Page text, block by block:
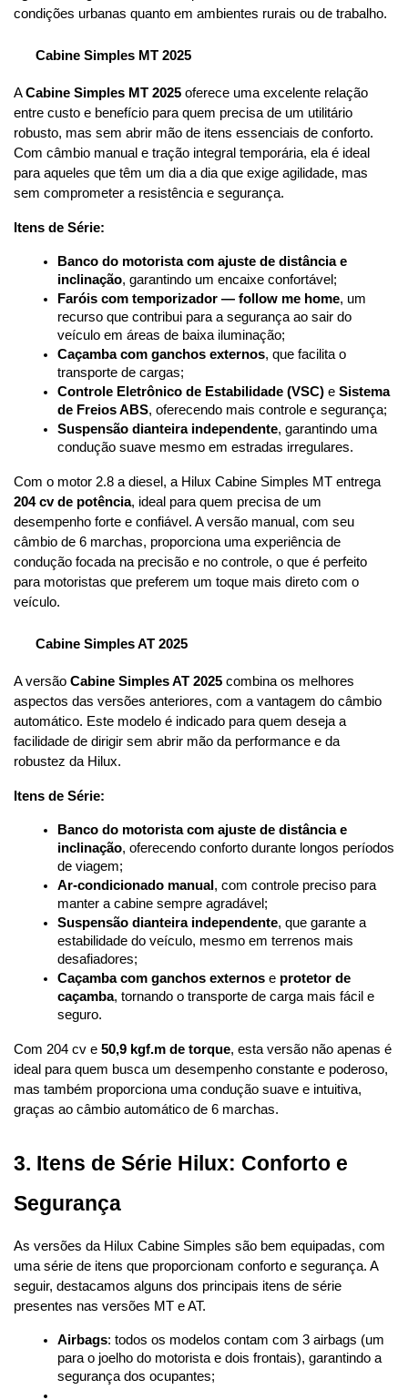
condições urbanas quanto em ambientes rurais ou de trabalho.
Cabine Simples MT 2025
A Cabine Simples MT 2025 oferece uma excelente relação
entre custo e benefício para quem precisa de um utilitário
robusto, mas sem abrir mão de itens essenciais de conforto.
Com câmbio manual e tração integral temporária, ela é ideal
para aqueles que têm um dia a dia que exige agilidade, mas
sem comprometer a resistência e segurança.
Itens de Série:
Banco do motorista com ajuste de distância e
inclinação, garantindo um encaixe confortável;
Faróis com temporizador — follow me home, um
recurso que contribui para a segurança ao sair do
veículo em áreas de baixa iluminação;
Caçamba com ganchos externos, que facilita o
transporte de cargas;
Controle Eletrônico de Estabilidade (VSC) e Sistema
de Freios ABS, oferecendo mais controle e segurança;
Suspensão dianteira independente, garantindo uma
condução suave mesmo em estradas irregulares.
204 cv de potência, ideal para quem precisa de um
desempenho forte e confiável. A versão manual, com seu
câmbio de 6 marchas, proporciona uma experiência de
condução focada na precisão e no controle, o que é perfeito
para motoristas que preferem um toque mais direto com o
veículo.
Cabine Simples AT 2025
A versão Cabine Simples AT 2025 combina os melhores
aspectos das versões anteriores, com a vantagem do câmbio
automático. Este modelo é indicado para quem deseja a
facilidade de dirigir sem abrir mão da performance e da
robustez da Hilux.
Itens de Série:
Banco do motorista com ajuste de distância e
inclinação, oferecendo conforto durante longos períodos
de viagem;
Ar-condicionado manual , com controle preciso para
manter a cabine sempre agradável;
Suspensão dianteira independente, que garante a
estabilidade do veículo, mesmo em terrenos mais
desafiadores;
Caçamba com ganchos externos e protetor de
caçamba, tornando o transporte de carga mais fácil e
seguro.
Com 204 cv e 50,9 kgf.m de torque, esta versão não apenas é
ideal para quem busca um desempenho constante e poderoso,
mas também proporciona uma condução suave e intuitiva,
graças ao câmbio automático de 6 marchas.
3. Itens de Série Hilux: Conforto e
Segurança
As versões da Hilux Cabine Simples são bem equipadas, com
uma série de itens que proporcionam conforto e segurança. A
seguir, destacamos alguns dos principais itens de série
presentes nas versões MT e AT.
Airbags: todos os modelos contam com 3 airbags (um
para o joelho do motorista e dois frontais), garantindo a
segurança dos ocupantes;